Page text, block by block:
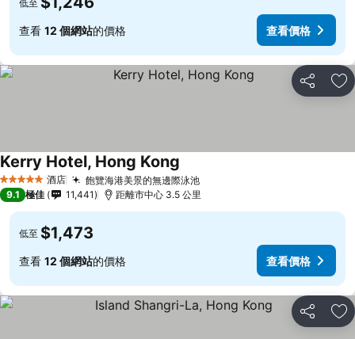
低至
查看 12 個網站的價格 查看價格
分享 放
5 星級 酒店 飽覽海港美景的無邊際泳池查看價格
Kerry Hotel, Hong Kong
9.1 極佳 11,441 距離市中心 3.5 公里
低至 $1,473
查看 12 個網站的價格 查看價格
分享 放